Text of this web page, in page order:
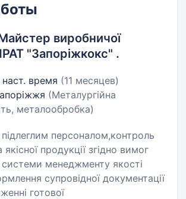
виробничої
"Запоріжкокс" .
время (11 месяцев)
(Металургійна
металообробка)
персоналом,контроль
продукції згідно вимог
системи менеджменту якості
супровідної документації
готової